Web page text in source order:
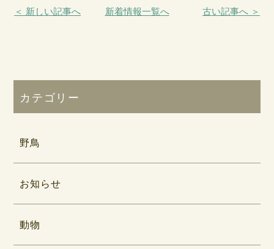
＜ 新しい記事へ 新着情報一覧へ 古い記事へ ＞
カテゴリー
野鳥
お知らせ
動物